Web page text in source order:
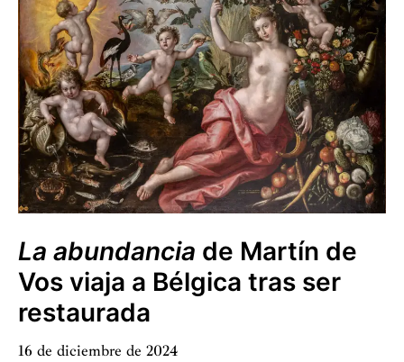
Academia
La abundancia de Martín de
Vos viaja a Bélgica tras ser
restaurada
16 de diciembre de 2024